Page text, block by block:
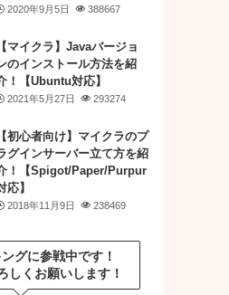
2020年9月5日 388667
【マイクラ】Javaバージョ
のインストール方法を紹
！【Ubuntu対応】
2021年5月27日 293274
【初心者向け】マイクラのプ
グインサーバー立て方を紹
！【Spigot/Paper/Purpur
応】
2018年11月9日 238469
グに参戦中です！
しくお願いします！